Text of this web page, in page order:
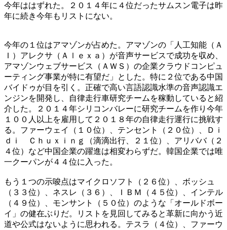
今年ははずれた。２０１４年に４位だったサムスン電子は昨
年に続き今年もリストにない。
今年の１位はアマゾンが占めた。アマゾンの「人工知能（Ａ
Ｉ）アレクサ（Ａｌｅｘａ）が音声サービスで成功を収め、
アマゾンウェブサービス（ＡＷＳ）の企業クラウドコンピュ
ーティング事業が特に有望だ」とした。特に２位である中国
バイドゥが目を引く。正確で高い言語認識水準の音声認識エ
ンジンを開発し、自律走行車研究チームを稼動していると紹
介した。２０１４年シリコンバレーに研究チームを作り今年
１００人以上を雇用して２０１８年の自律走行運行に挑戦す
る。ファーウェイ（１０位）、テンセント（２０位）、Ｄｉ
ｄｉ Ｃｈｕｘｉｎｇ（滴滴出行、２１位）、アリババ（２
４位）など中国企業の躍進は相変わらずだ。韓国企業では唯
一クーパンが４４位に入った。
もう１つの示唆点はマイクロソフト（２６位）、ボッシュ
（３３位）、ネスレ（３６）、ＩＢＭ（４５位）、インテル
（４９位）、モンサント（５０位）のような「オールドボー
イ」の健在ぶりだ。リストを見回してみると革新に向かう近
道や公式はないように思われる。テスラ（４位）、ファーウ